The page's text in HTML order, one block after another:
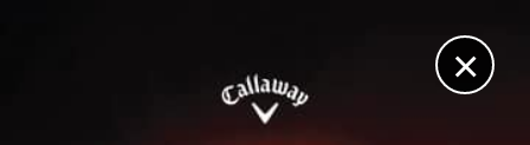
×